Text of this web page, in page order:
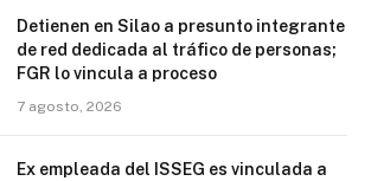
Detienen en Silao a presunto integrante
de red dedicada al tráfico de personas;
FGR lo vincula a proceso
7 agosto, 2026
Ex empleada del ISSEG es vinculada a